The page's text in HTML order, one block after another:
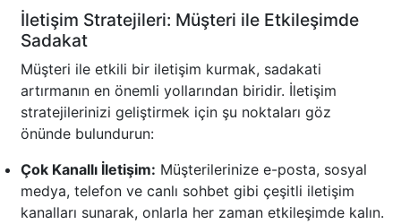
İletişim Stratejileri: Müşteri ile Etkileşimde
Sadakat
Müşteri ile etkili bir iletişim kurmak, sadakati
artırmanın en önemli yollarından biridir. İletişim
stratejilerinizi geliştirmek için şu noktaları göz
önünde bulundurun:
Çok Kanallı İletişim: Müşterilerinize e-posta, sosyal
medya, telefon ve canlı sohbet gibi çeşitli iletişim
kanalları sunarak, onlarla her zaman etkileşimde kalın.